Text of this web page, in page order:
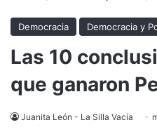
Democracia Democracia y
Las 10
que ganaron
Juanita León - La Silla Vacía